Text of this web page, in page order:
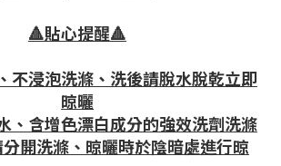
🔺貼心提醒🔺
不浸泡洗滌、洗後請脫水脫乾立即
晾曬
、含增色漂白成分的強效洗劑洗滌
開洗滌、晾曬時於陰暗處進行晾